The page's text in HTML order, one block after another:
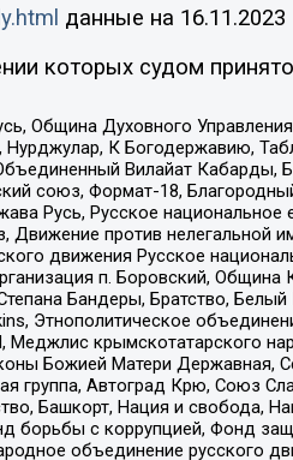
данные на 16.11.2023
которых судом
Община Духовного
К Богодержавию,
Вилайат Кабарды,
союз, Формат-18,
Русь, Русское национальное
против нелегальной
движения Русское
п. Боровский, Община
Бандеры, Братство, Белый
Этнополитическое
крымскотатарского
Божией Матери Державная,
группа, Автоград Крю, Союз
Башкорт, Нация и свобода,
борьбы с коррупцией, Фонд
объединение русского